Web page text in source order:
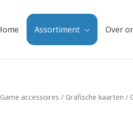
Assortiment Over
Game accessoires / Grafische kaarten /